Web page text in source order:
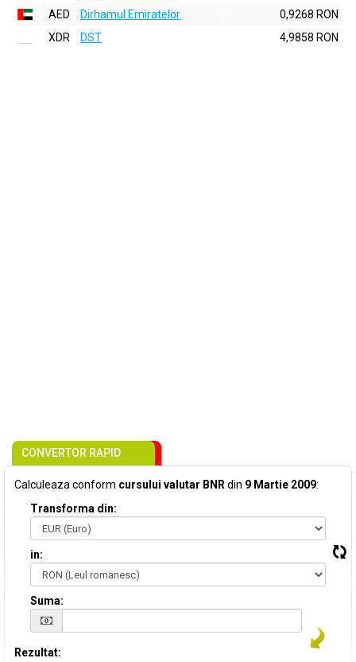
AED
Dirhamul Emiratelor
0,9268 RON
XDR
DST 4,9858 RON
CONVERTOR RAPID
Calculeaza conform cursului valutar BNR din 9 Martie 2009:
Transforma din:
in:
Suma:
Rezultat: